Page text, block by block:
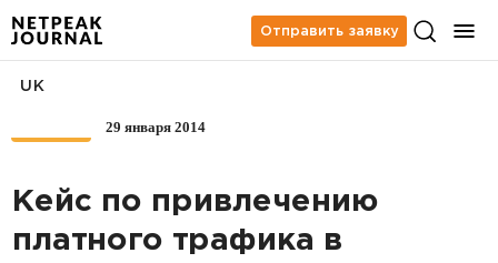
Отправить заявку
29 января 2014
UK
Кейс по привлечению
платного трафика в